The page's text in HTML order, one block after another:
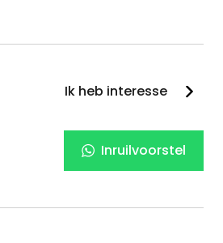
Ik heb interesse
Inruilvoorstel